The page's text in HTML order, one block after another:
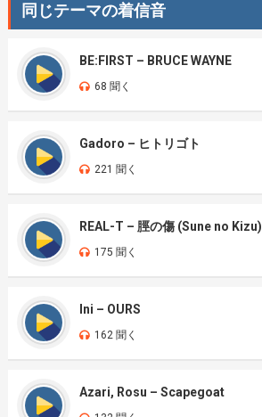
同じテーマの着信音
BE:FIRST – BRUCE WAYNE
68 聞く
Gadoro – ヒトリゴト
221 聞く
REAL-T – 脛の傷 (Sune no Kizu)
175 聞く
Ini – OURS
162 聞く
Azari, Rosu – Scapegoat